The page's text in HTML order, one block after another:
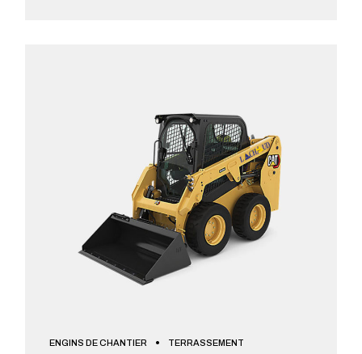
ENGINS DE CHANTIER TERRASSEMENT